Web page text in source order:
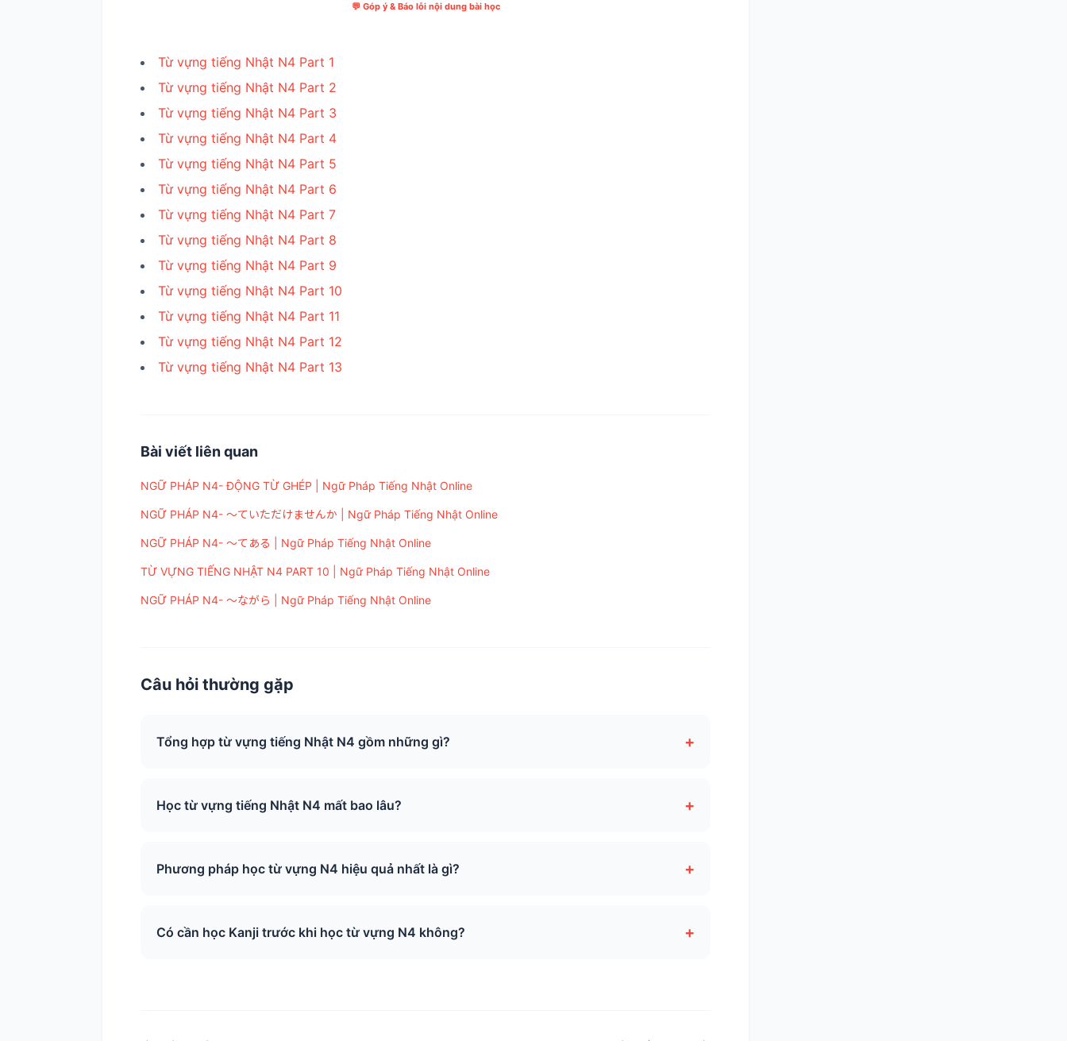
💬 Góp ý & Báo lỗi nội dung bài học
Từ vựng tiếng Nhật N4 Part 1
Từ vựng tiếng Nhật N4 Part 2
Từ vựng tiếng Nhật N4 Part 3
Từ vựng tiếng Nhật N4 Part 4
Từ vựng tiếng Nhật N4 Part 5
Từ vựng tiếng Nhật N4 Part 6
Từ vựng tiếng Nhật N4 Part 7
Từ vựng tiếng Nhật N4 Part 8
Từ vựng tiếng Nhật N4 Part 9
Từ vựng tiếng Nhật N4 Part 10
Từ vựng tiếng Nhật N4 Part 11
Từ vựng tiếng Nhật N4 Part 12
Từ vựng tiếng Nhật N4 Part 13
Bài viết liên quan
NGỮ PHÁP N4- ĐỘNG TỪ GHÉP | Ngữ Pháp Tiếng Nhật Online
NGỮ PHÁP N4- ～ていただけませんか | Ngữ Pháp Tiếng Nhật Online
NGỮ PHÁP N4- ～てある | Ngữ Pháp Tiếng Nhật Online
TỪ VỰNG TIẾNG NHẬT N4 PART 10 | Ngữ Pháp Tiếng Nhật Online
NGỮ PHÁP N4- ～ながら | Ngữ Pháp Tiếng Nhật Online
Câu hỏi thường gặp
Tổng hợp từ vựng tiếng Nhật N4 gồm những gì? +
Học từ vựng tiếng Nhật N4 mất bao lâu? +
Phương pháp học từ vựng N4 hiệu quả nhất là gì? +
Có cần học Kanji trước khi học từ vựng N4 không? +